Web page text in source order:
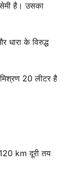
है। उसका
के विरुद्ध
20 लीटर है
km दूरी तय